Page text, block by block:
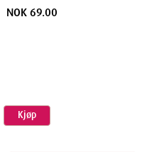
NOK 69.00
Kjøp